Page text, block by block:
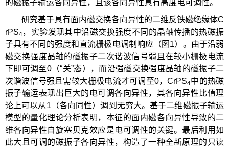
的磁振子输运各向异性，且该各向异性具有高度电可调性。
研究基于具有面内磁交换各向异性的二维反铁磁绝缘体C
rPS4，实验发现其中沿磁交换强度不同的晶轴传播的热磁振
子具有不同的强度和直流栅极电调制响应（图1）。由于沿弱
磁交换强度晶轴的磁振子二次谐波信号弱且在较小栅极电流
下即可调至0（“关”态），而沿强磁交换强度晶轴的磁振子二
次谐波信号强且需较大栅极电流才可调至0，CrPS4中的热磁
振子输运表现出巨大的电可调各向异性，其各向异性比值理
论上可以从1（各向同性）调到无穷大。基于二维磁振子输运
模型的量化理论分析表明，本征的面内磁各向异性导致的二
维各向异性自旋塞贝克效应是电可调性的关键。最后利用如
此大且可调的磁振子各向异性，构造了一种全新原理的只读